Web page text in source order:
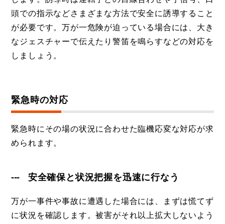
頭での指示などさまざまな方法で安全に誘導すること
が必要です。万が一危険が迫っている場合には、大き
なジェスチャーで伝えたり警笛を鳴らすなどの対応を
しましょう。
緊急時の対応
緊急時にその場の状況に合わせた臨機応変な対応が求
められます。
安全確保と状況把握を迅速に行なう
万が一事件や事故に遭遇した場合には、まずは慌てず
に状況を確認します。被害がそれ以上拡大しないよう